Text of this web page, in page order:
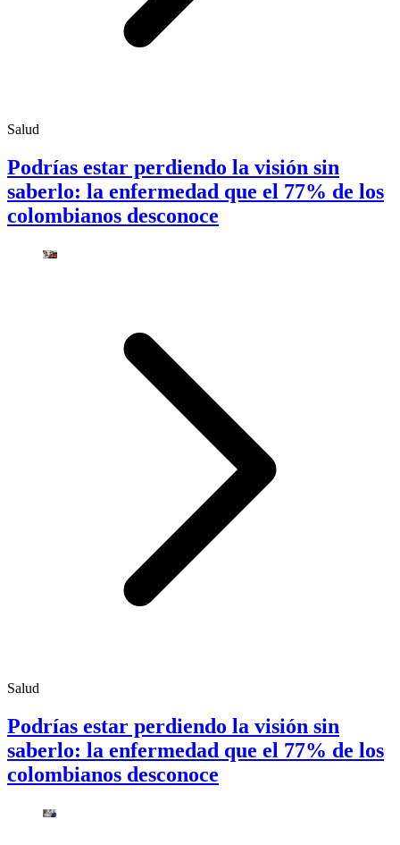
Salud
Podrías estar perdiendo la visión sin
saberlo: la enfermedad que el 77% de los
colombianos desconoce
Salud
Podrías estar perdiendo la visión sin
saberlo: la enfermedad que el 77% de los
colombianos desconoce